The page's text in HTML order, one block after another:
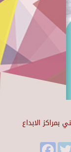
بمراكز الابداع